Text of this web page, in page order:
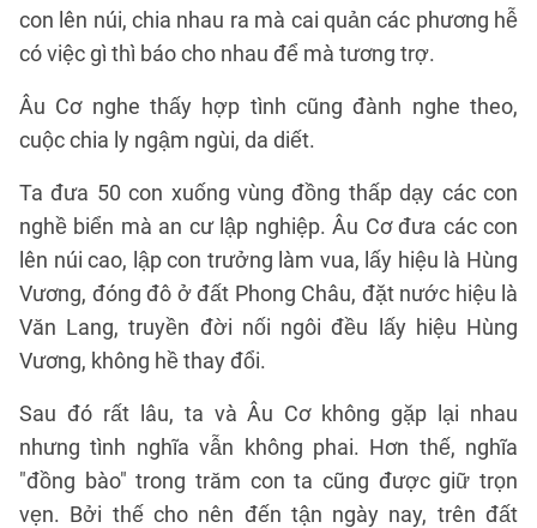
con lên núi, chia nhau ra mà cai quản các phương hễ
có việc gì thì báo cho nhau để mà tương trợ.
Âu Cơ nghe thấy hợp tình cũng đành nghe theo,
cuộc chia ly ngậm ngùi, da diết.
Ta đưa 50 con xuống vùng đồng thấp dạy các con
nghề biển mà an cư lập nghiệp. Âu Cơ đưa các con
lên núi cao, lập con trưởng làm vua, lấy hiệu là Hùng
Vương, đóng đô ở đất Phong Châu, đặt nước hiệu là
Văn Lang, truyền đời nối ngôi đều lấy hiệu Hùng
Vương, không hề thay đổi.
Sau đó rất lâu, ta và Âu Cơ không gặp lại nhau
nhưng tình nghĩa vẫn không phai. Hơn thế, nghĩa
"đồng bào" trong trăm con ta cũng được giữ trọn
vẹn. Bởi thế cho nên đến tận ngày nay, trên đất